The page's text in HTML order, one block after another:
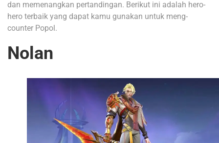
dan memenangkan pertandingan. Berikut ini adalah hero-
hero terbaik yang dapat kamu gunakan untuk meng-
counter Popol.
Nolan